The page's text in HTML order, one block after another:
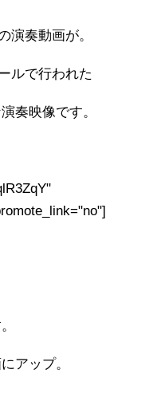
演奏動画が。
ルで行われた
奏映像です。
アップ。